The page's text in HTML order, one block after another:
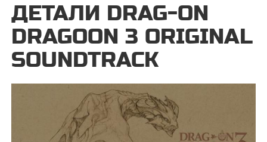
ДЕТАЛИ DRAG-ON
DRAGOON 3 ORIGINAL
SOUNDTRACK